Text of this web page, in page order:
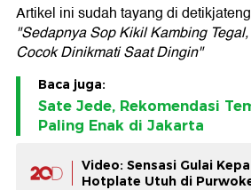
Artikel ini sudah tayang di
"Sedapnya Sop Kikil Kambing
Cocok Dinikmati Saat Dingin"
Baca juga:
Sate Jede, Rekomendasi
Paling Enak di Jakarta
Video: Sensasi Gulai
Hotplate Utuh di